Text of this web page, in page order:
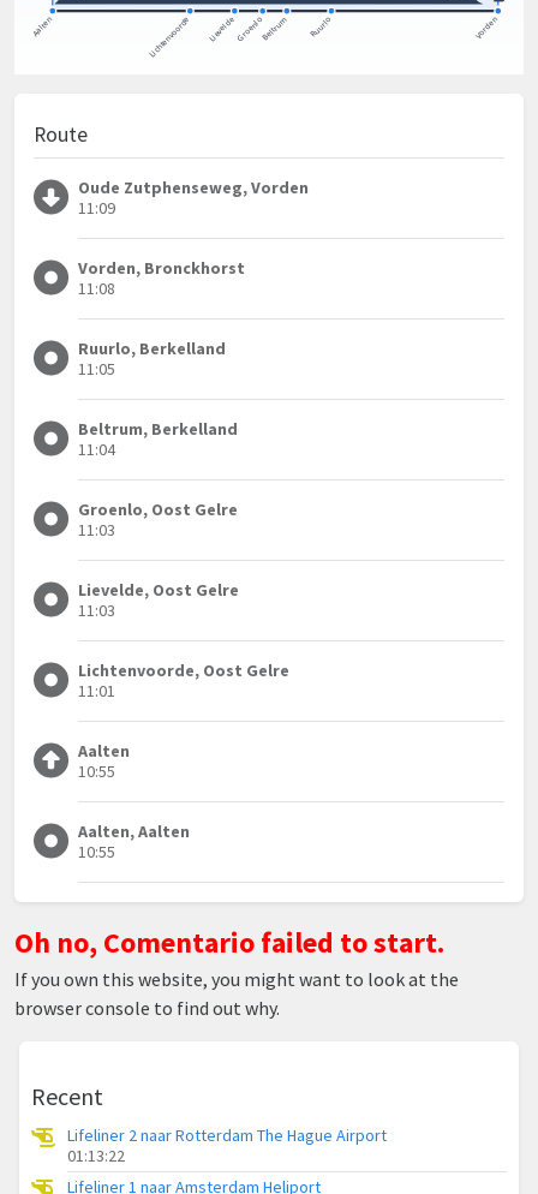
Route
Oude Zutphenseweg, Vorden
11:09
Vorden, Bronckhorst
11:08
Ruurlo, Berkelland
11:05
Beltrum, Berkelland
11:04
Groenlo, Oost Gelre
11:03
Lievelde, Oost Gelre
11:03
Lichtenvoorde, Oost Gelre
11:01
Aalten
10:55
Aalten, Aalten
10:55
Oh no, Comentario failed to start.
If you own this website, you might want to look at the
browser console to find out why.
Recent
Lifeliner 2 naar Rotterdam The Hague Airport
01:13:22
Lifeliner 1 naar Amsterdam Heliport